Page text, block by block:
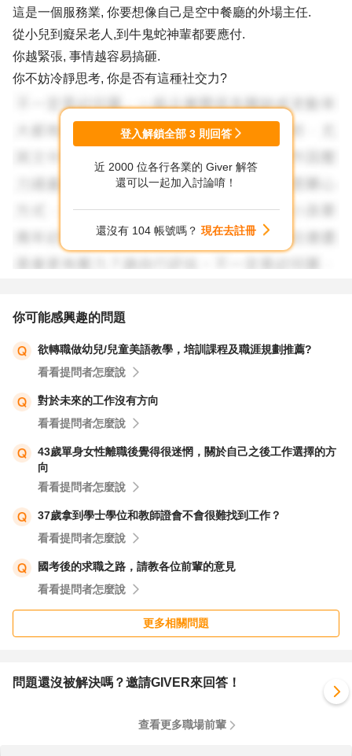
這是一個服務業, 你要想像自己是空中餐廳的外場主任.
從小兒到癡呆老人,到牛鬼蛇神輩都要應付.
你越緊張, 事情越容易搞砸.
你不妨冷靜思考, 你是否有這種社交力?
登入解鎖全部 3 則回答
近 2000 位各行各業的 Giver 解答
還可以一起加入討論唷！
還沒有 104 帳號嗎？ 現在去註冊
你可能感興趣的問題
欲轉職做幼兒/兒童美語教學，培訓課程及職涯規劃推薦?
看看提問者怎麼說
對於未來的工作沒有方向
看看提問者怎麼說
43歲單身女性離職後覺得很迷惘，關於自己之後工作選擇的方
向
看看提問者怎麼說
37歲拿到學士學位和教師證會不會很難找到工作？
看看提問者怎麼說
國考後的求職之路，請教各位前輩的意見
看看提問者怎麼說
更多相關問題
問題還沒被解決嗎？邀請GIVER來回答！
查看更多職場前輩